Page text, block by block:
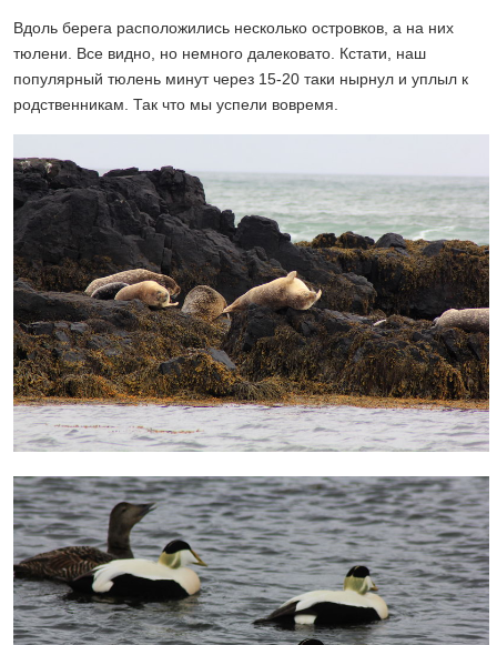
Вдоль берега расположились несколько островков, а на них
тюлени. Все видно, но немного далековато. Кстати, наш
популярный тюлень минут через 15-20 таки нырнул и уплыл к
родственникам. Так что мы успели вовремя.